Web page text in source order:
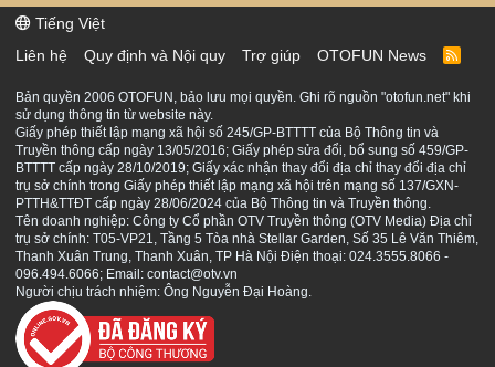
Tiếng Việt
Liên hệ
Quy định và Nội quy Trợ giúp OTOFUN News
R
S
Bản quyền 2006 OTOFUN, bảo lưu mọi quyền. Ghi rõ nguồn "otofun.net" khi
sử dụng thông tin từ website này.
Giấy phép thiết lập mạng xã hội số 245/GP-BTTTT của Bộ Thông tin và
Truyền thông cấp ngày 13/05/2016; Giấy phép sửa đổi, bổ sung số 459/GP-
BTTTT cấp ngày 28/10/2019; Giấy xác nhận thay đổi địa chỉ thay đổi địa chỉ
trụ sở chính trong Giấy phép thiết lập mạng xã hội trên mạng số 137/GXN-
PTTH&TTĐT cấp ngày 28/06/2024 của Bộ Thông tin và Truyền thông.
Tên doanh nghiệp: Công ty Cổ phần OTV Truyền thông (OTV Media) Địa chỉ
trụ sở chính: T05-VP21, Tầng 5 Tòa nhà Stellar Garden, Số 35 Lê Văn Thiêm,
Thanh Xuân Trung, Thanh Xuân, TP Hà Nội Điện thoại: 024.3555.8066 -
096.494.6066; Email: contact@otv.vn
Người chịu trách nhiệm: Ông Nguyễn Đại Hoàng.